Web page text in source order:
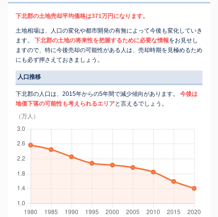
下北郡の土地売却平均価格は371万円になります。
土地相場は、人口の変化や都市開発の有無によって今後も変化していき
ます。
下北郡の土地の将来性を把握するために必要な情報をお見せし
ますので、特に今後売却の可能性がある人は、売却時期を見極めるため
にも必ず押さえておきましょう。
人口推移
下北郡の人口は、2015年からの5年間で減少傾向があります。
今後は
地価下落の可能性も考えられるエリアと言えるでしょう。
（万人）